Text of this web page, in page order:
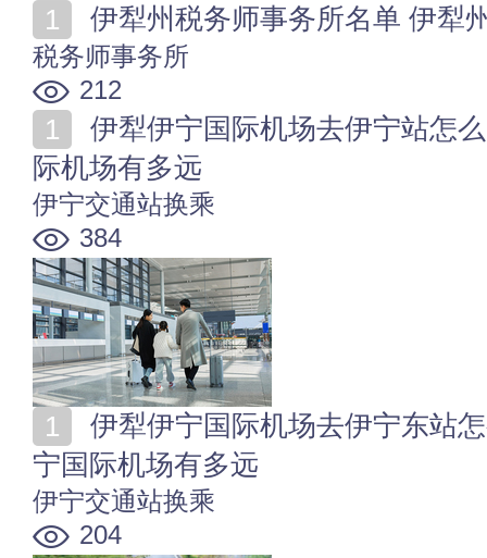
伊犁州税务师事务所名单 伊犁
税务师事务所
212
际机场有多远
伊宁交通站换乘
384
宁国际机场有多远
伊宁交通站换乘
204